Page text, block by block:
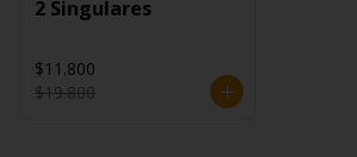
2 Singulares
$11.800
$19.800